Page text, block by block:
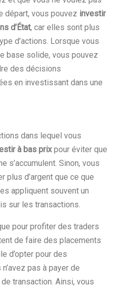
départ, vous pouvez investir
d’État, car elles sont plus
d’actions. Lorsque vous
base solide, vous pouvez
des décisions
en investissant dans une
dans lequel vous
à bas prix pour éviter que
s’accumulent. Sinon, vous
plus d’argent que ce que
appliquent souvent un
sur les transactions.
pour profiter des traders
de faire des placements
d’opter pour des
pas à payer de
transaction. Ainsi, vous